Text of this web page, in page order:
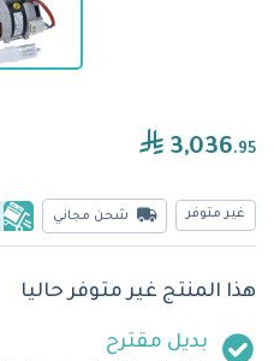
3,036.95
غير متوفر شحن مجاني
هذا المنتج غير متوفر حاليا
بديل مقترح